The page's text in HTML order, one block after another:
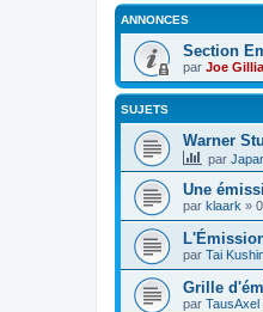
ANNONCES
Section
par Joe
SUJETS
Warner
par
Une
par klaark »
par Tai
Grille
par TausAxel